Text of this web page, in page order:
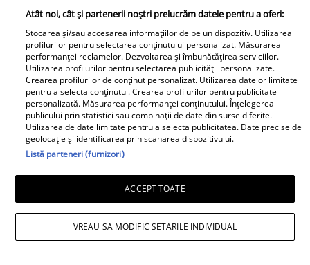
Irinel Columbeanu, răsfățat la azilul din
Ghermănești. Ce primește fostul
milionar de la directorul căminului:
„Văd cât de mult se bucură”
Atât noi, cât și partenerii noștri prelucrăm datele pentru a oferi:
Stocarea și/sau accesarea informațiilor de pe un dispozitiv. Utilizarea
profilurilor pentru selectarea conținutului personalizat. Măsurarea
performanței reclamelor. Dezvoltarea și îmbunătățirea serviciilor.
Utilizarea profilurilor pentru selectarea publicității personalizate.
Crearea profilurilor de conținut personalizat. Utilizarea datelor limitate
pentru a selecta conținutul. Crearea profilurilor pentru publicitate
personalizată. Măsurarea performanței conținutului. Înțelegerea
publicului prin statistici sau combinații de date din surse diferite.
Utilizarea de date limitate pentru a selecta publicitatea. Date precise de
geolocație și identificarea prin scanarea dispozitivului.
Listă parteneri (furnizori)
ACCEPT TOATE
VREAU SA MODIFIC SETARILE INDIVIDUAL